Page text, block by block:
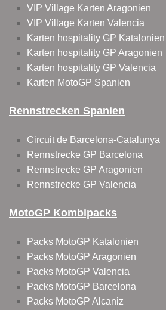
VIP Village Karten Aragonien
VIP Village Karten Valencia
Karten hospitality GP Katalonien
Karten hospitality GP Aragonien
Karten hospitality GP Valencia
Karten MotoGP Spanien
Rennstrecken Spanien
Circuit de Barcelona-Catalunya
Rennstrecke GP Barcelona
Rennstrecke GP Aragonien
Rennstrecke GP Valencia
MotoGP Kombipacks
Packs MotoGP Katalonien
Packs MotoGP Aragonien
Packs MotoGP Valencia
Packs MotoGP Barcelona
Packs MotoGP Alcaniz